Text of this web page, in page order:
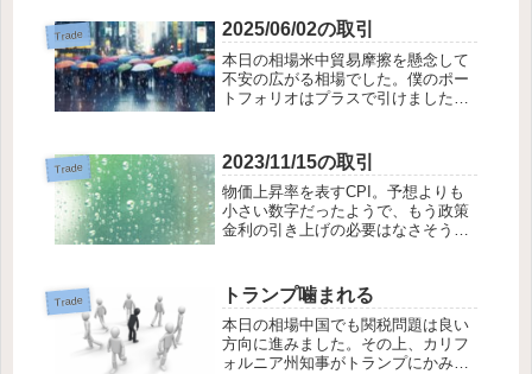
悪くはないのですが、本命は欧州の
ようです。また、株から金へのシフ
トも行われているよ...
Trade 2025/06/02の取引
本日の相場米中貿易摩擦を懸念して
不安の広がる相場でした。僕のポー
トフォリオはプラスで引けました。
暗雲立ち込める相場では、程よい空
売りが生きてきます。今後も、コン
スタントにプラス...
Trade 2023/11/15の取引
物価上昇率を表すCPI。予想よりも
小さい数字だったようで、もう政策
金利の引き上げの必要はなさそうと
が起こるかわからないという警戒感
は残るものの、マーケットは上へ上
へと上げたがっ...
Trade トランプ噛まれる
本日の相場中国でも関税問題は良い
方向に進みました。その上、カリフ
ォルニア州知事がトランプにかみつ